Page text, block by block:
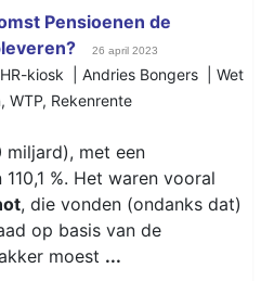
Pensioenen de
26 april 2023
kiosk | Andries Bongers | Wet
, WTP, Rekenrente
met een
%. Het waren vooral
, die vonden (ondanks dat)
op basis van de
moest ...